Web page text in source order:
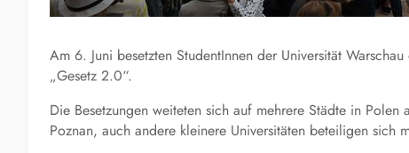
Am 6. Juni besetzten StudentInnen der Universität
„Gesetz 2.0“.
Die Besetzungen weiteten sich auf mehrere Städte in
Poznan, auch andere kleinere Universitäten beteiligen sich